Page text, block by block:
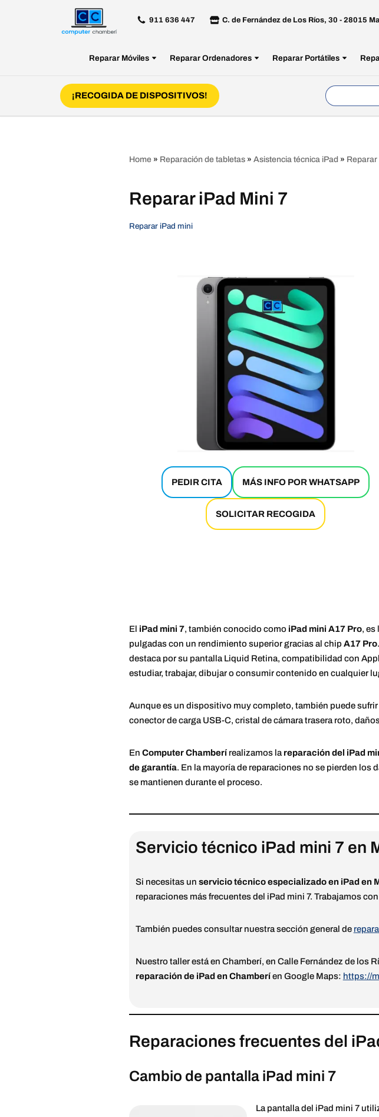
911 636 447 C. de Fernández de Los Ríos, 30 - 28015
Reparar Móviles Reparar Ordenadores Reparar Portátiles
¡RECOGIDA DE DISPOSITIVOS!
Home » Reparación de tabletas » Asistencia técnica iPad » Reparar
Reparar iPad Mini 7
Reparar iPad mini
PEDIR CITA MÁS INFO POR WHATSAPP
SOLICITAR RECOGIDA
El iPad mini 7, también conocido como iPad mini A17 Pro, es
pulgadas con un rendimiento superior gracias al chip A17 Pro
destaca por su pantalla Liquid Retina, compatibilidad con
estudiar, trabajar, dibujar o consumir contenido en cualquier
Aunque es un dispositivo muy completo, también puede
conector de carga USB-C, cristal de cámara trasera roto,
En Computer Chamberí realizamos lareparación del iPad
de garantía. En la mayoría de reparaciones no se pierden
se mantienen durante el proceso.
Servicio técnico iPad mini 7 en
Si necesitas un servicio técnico especializado en iPad en
reparaciones más frecuentes del iPad mini 7. Trabajamos
También puedes consultar nuestra sección general de
Nuestro taller está en Chamberí, en Calle Fernández de los
reparación de iPad en Chamberíen Google Maps: https://
Reparaciones frecuentes del
Cambio de pantalla iPad mini 7
La pantalla del iPad mini 7